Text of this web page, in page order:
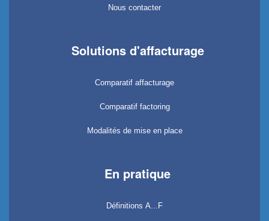
Nous contacter
Solutions d'affacturage
Comparatif affacturage
Comparatif factoring
Modalités de mise en place
En pratique
Définitions A...F